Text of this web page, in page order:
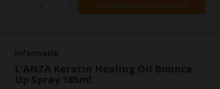
TOEVOEGEN AAN WINKELWAGEN
Informatie
L'ANZA Keratin Healing Oil Bounce
Up Spray 185ml.